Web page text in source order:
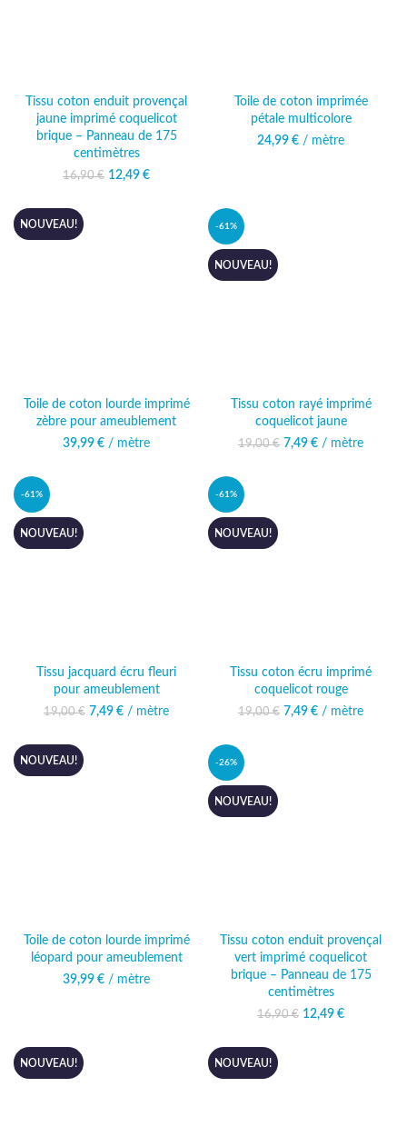
Tissu coton enduit provençal
jaune imprimé coquelicot
brique – Panneau de 175
centimètres
16,90€
Le prix initial
12,49 €
Toile de coton imprimée
pétale multicolore
24,99 € / mètre
NOUVEAU!
Toile de coton lourde imprimé
zèbre pour ameublement
39,99 € / mètre
-61%
NOUVEAU!
Tissu coton rayé imprimé
coquelicot jaune
19,00€ Le prix initial était :
7,49 € Le prix actuel
/ mètre
-61%
NOUVEAU!
Tissu jacquard écru fleuri
pour ameublement
19,00€ Le prix initial était :
7,49 € Le prix actuel
/ mètre
-61%
NOUVEAU!
Tissu coton écru imprimé
coquelicot rouge
19,00€ Le prix initial était :
7,49 € Le prix actuel
/ mètre
NOUVEAU!
Toile de coton lourde imprimé
léopard pour ameublement
39,99 € / mètre
-26%
NOUVEAU!
Tissu coton enduit provençal
vert imprimé coquelicot
brique – Panneau de 175
centimètres
16,90€
Le prix initial
12,49 €
NOUVEAU! NOUVEAU!